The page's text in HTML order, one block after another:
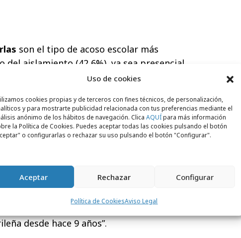
Uso de cookies
cookies propias y de terceros con fines técnicos, de personalización,
y para mostrarte publicidad relacionada con tus preferencias mediante el
anónimo de los hábitos de navegación. Clica AQUÍpara más información
la Política de Cookies. Puedes aceptar todas las cookies pulsando el botón
o configurarlas o rechazar su uso pulsando el botón "Configurar".
Aceptar Rechazar Configurar
Política de CookiesAviso Legal
son el tipo de acoso escolar más
del aislamiento (42,6%), ya sea presencial
de tipos de acoso escolar desciende con
las formas más físicas de
técnico de la Fundación ANAR,
acoso psicológico que, “aunque no deja
a las víctimas. En muchas
sus compañeros durante más de un
de tratar. Por eso es muy
de cualquier caso y seguir
el aula, tal y como venimos haciendo con
desde hace 9 años”.